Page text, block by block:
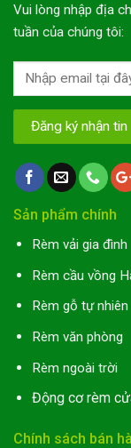
Vui lòng nhập địa
tuần của chúng tôi:
Sản phẩm chính
Rèm vải gia đình
Rèm cầu vồng
Rèm gỗ tự nhiên
Rèm văn phòng
Rèm ngoài trời
Động cơ rèm
Chính sách bán